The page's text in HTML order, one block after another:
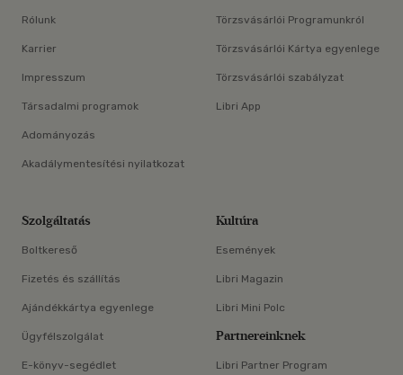
Rólunk
Karrier
Impresszum
Társadalmi programok
Adományozás
Akadálymentesítési nyilatkozat
Törzsvásárlói Programunkról
Törzsvásárlói Kártya egyenlege
Törzsvásárlói szabályzat
Libri App
Szolgáltatás
Boltkereső
Fizetés és szállítás
Ajándékkártya egyenlege
Ügyfélszolgálat
E-könyv-segédlet
Kultúra
Események
Libri Magazin
Libri Mini Polc
Partnereinknek
Libri Partner Program